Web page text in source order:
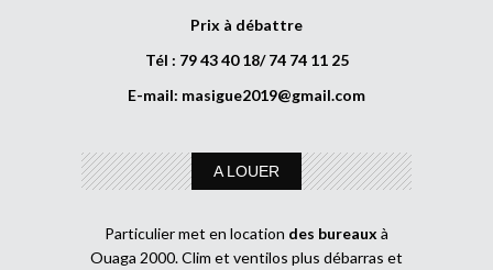
Prix à débattre
Tél : 79 43 40 18/ 74 74 11 25
E-mail: masigue2019@gmail.com
A LOUER
Particulier met en location des bureaux à
Ouaga 2000. Clim et ventilos plus débarras et